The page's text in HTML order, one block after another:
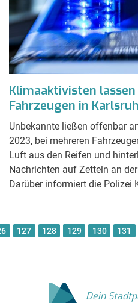
Klimaaktivisten
Fahrzeugen in
Unbekannte ließen offenbar
2023, bei mehreren
Luft aus den Reifen und
Nachrichten auf Zetteln an
Darüber informiert die Polizei
127 128 129 130 131
Dein